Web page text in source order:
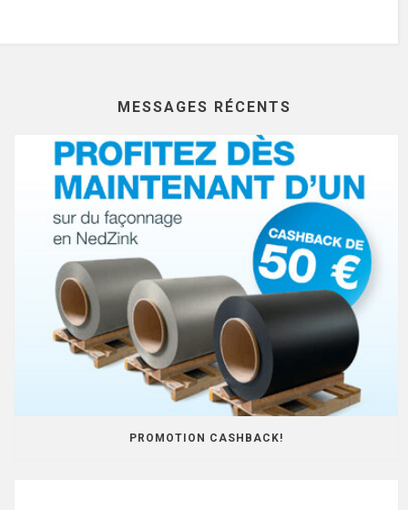
MESSAGES RÉCENTS
PROMOTION CASHBACK!